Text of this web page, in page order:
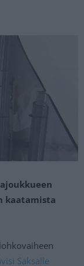
kaatamista
Saksalle